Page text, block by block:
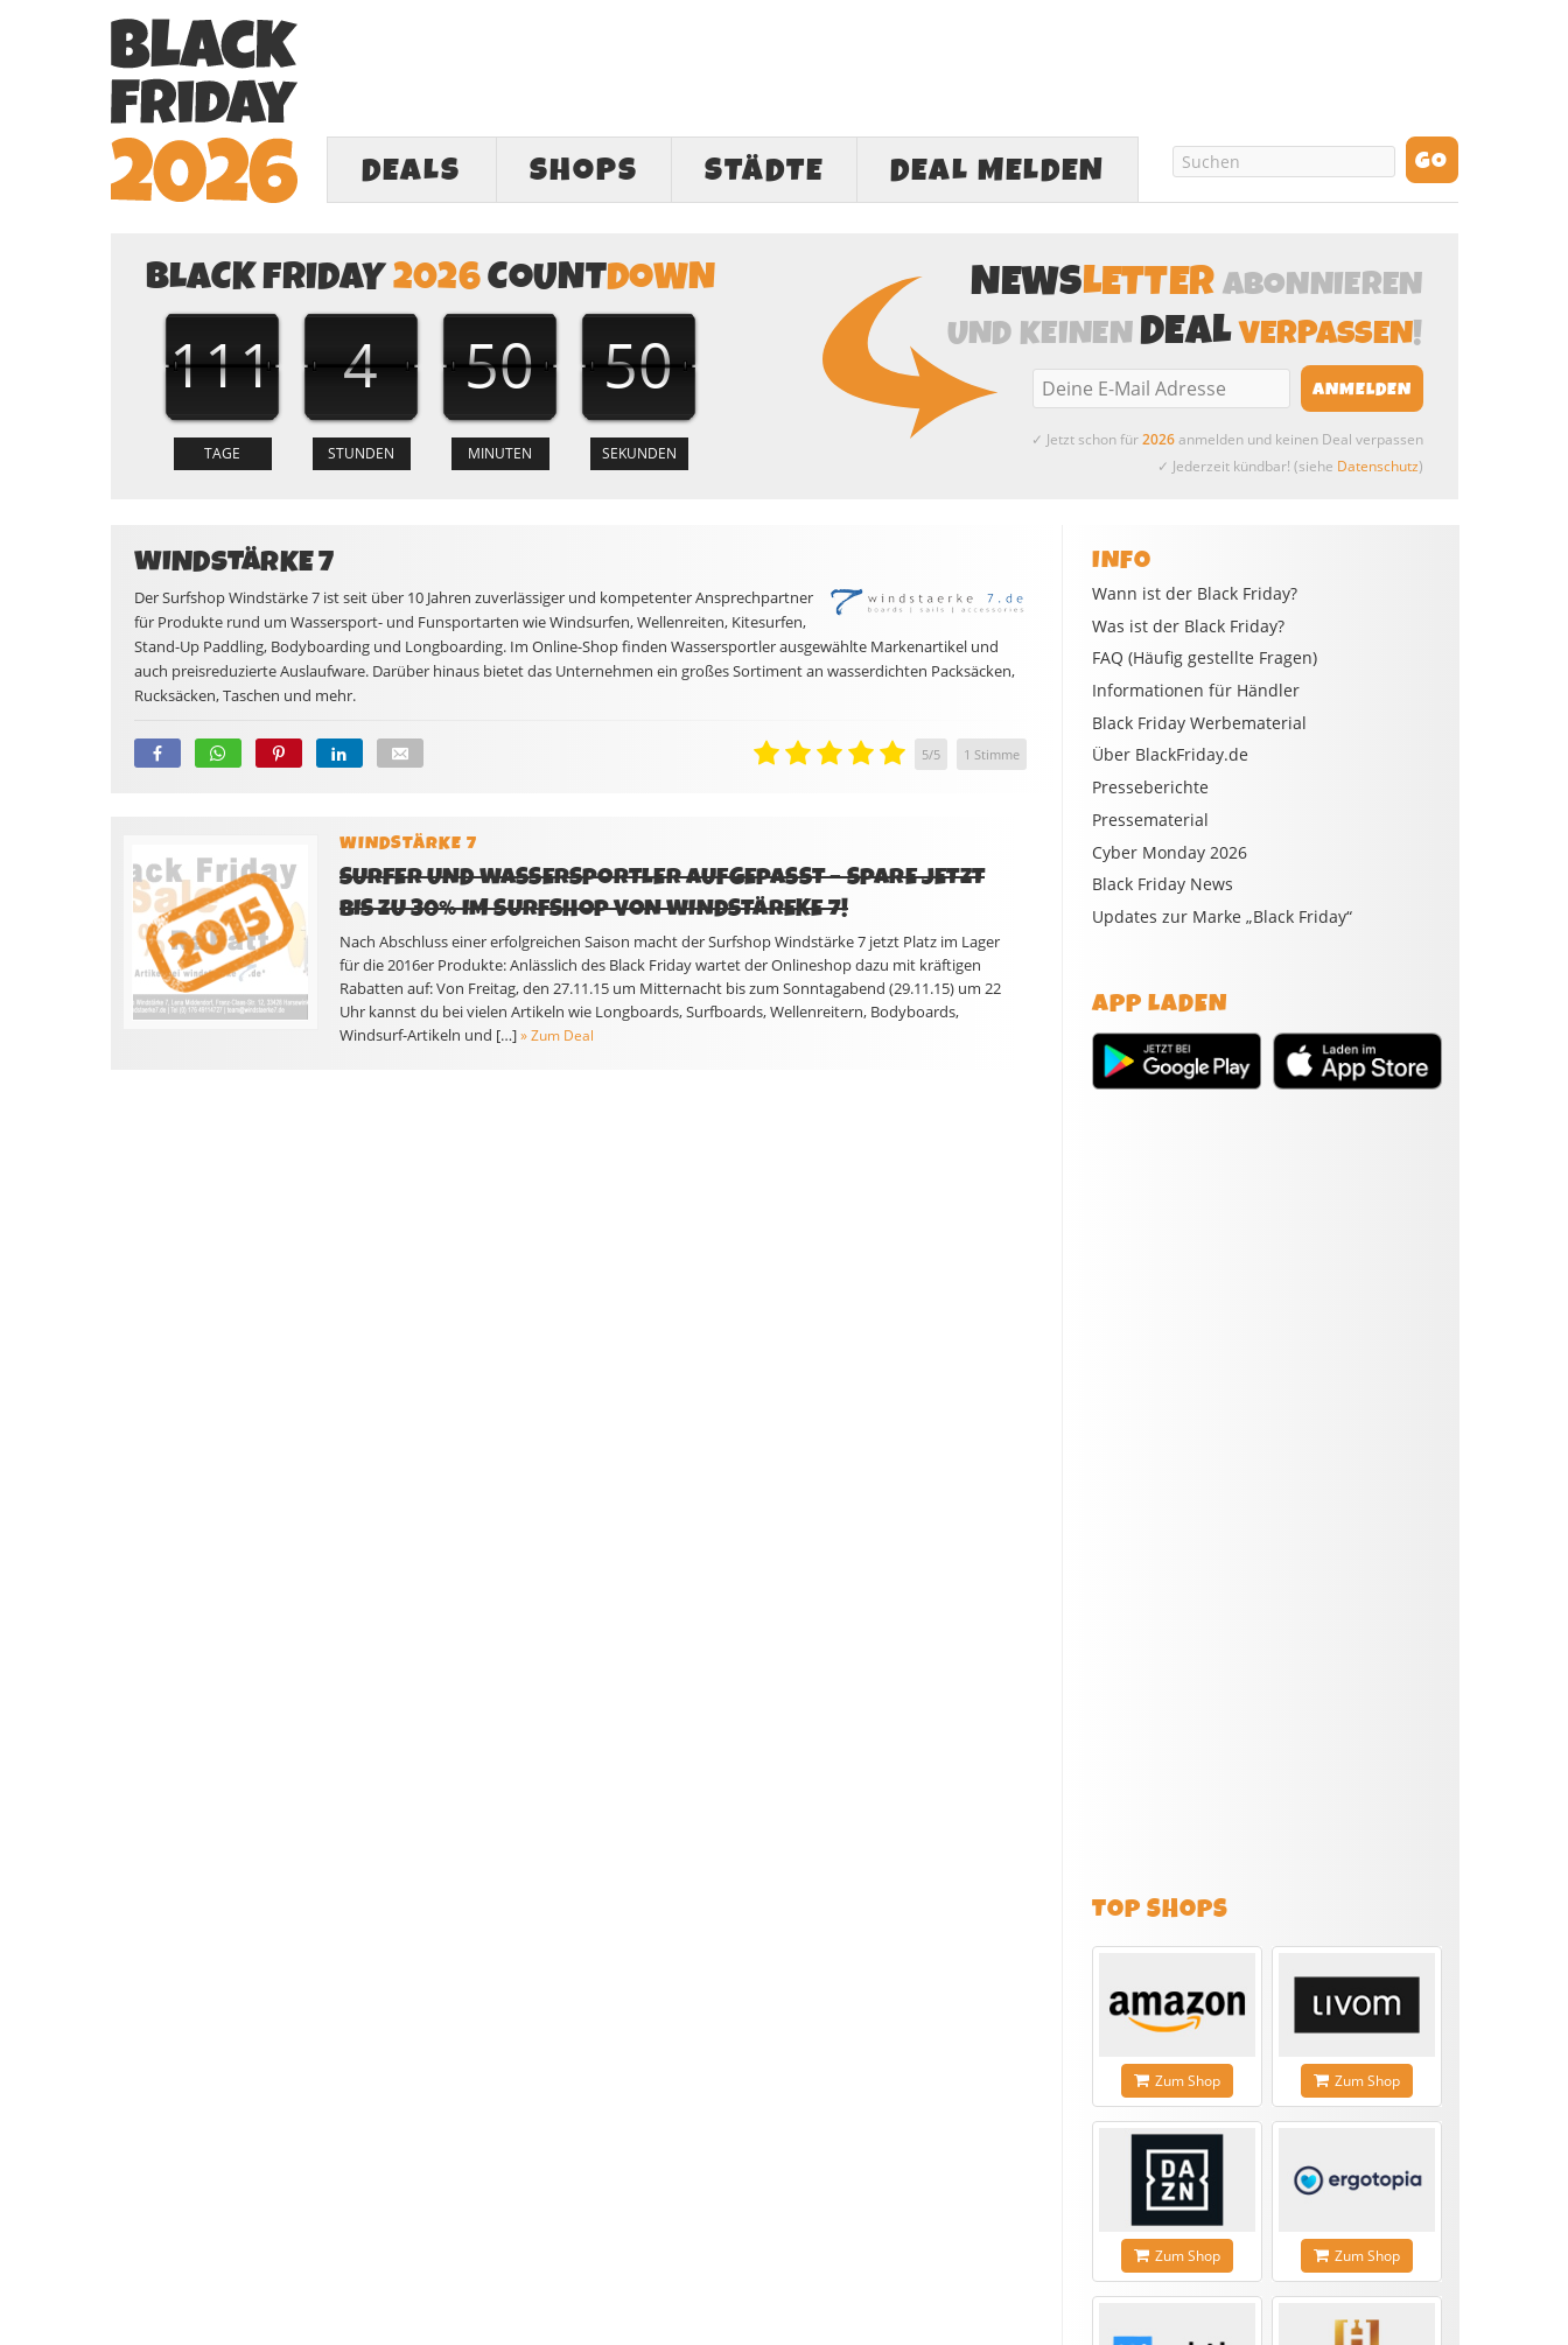
DEALS SHOPS STÄDTE DEAL MELDEN
BLACK FRIDAY2026COUNTDOWN
111 4 50 49
NEWSLETTERABONNIEREN
UND KEINENDEALVERPASSEN!
✓ Jetzt schon für2026anmelden und keinen Deal verpassen
✓ Jederzeit kündbar! (siehe Datenschutz)
WINDSTÄRKE 7
Der Surfshop Windstärke 7 ist seit über 10 Jahren zuverlässiger und kompetenter Ansprechpartner
für Produkte rund um Wassersport- und Funsportarten wie Windsurfen, Wellenreiten, Kitesurfen,
Stand-Up Paddling, Bodyboarding und Longboarding. Im Online-Shop finden Wassersportler ausgewählte Markenartikel und
auch preisreduzierte Auslaufware. Darüber hinaus bietet das Unternehmen ein großes Sortiment an wasserdichten Packsäcken,
Rucksäcken, Taschen und mehr.
5/5 1 Stimme
WINDSTÄRKE 7
SURFER UND WASSERSPORTLER AUFGEPASST – SPARE JETZT
BIS ZU 30% IM SURFSHOP VON WINDSTÄREKE 7!
Nach Abschluss einer erfolgreichen Saison macht der Surfshop Windstärke 7 jetzt Platz im Lager
für die 2016er Produkte: Anlässlich des Black Friday wartet der Onlineshop dazu mit kräftigen
Rabatten auf: Von Freitag, den 27.11.15 um Mitternacht bis zum Sonntagabend (29.11.15) um 22
Uhr kannst du bei vielen Artikeln wie Longboards, Surfboards, Wellenreitern, Bodyboards,
Windsurf-Artikeln und […] » Zum Deal
INFO
Wann ist der Black Friday?
Was ist der Black Friday?
FAQ (Häufig gestellte Fragen)
Informationen für Händler
Black Friday Werbematerial
Über BlackFriday.de
Presseberichte
Pressematerial
Cyber Monday 2026
Black Friday News
Updates zur Marke „Black Friday“
APP LADEN
TOP SHOPS
Zum Shop Zum Shop
Zum Shop Zum Shop